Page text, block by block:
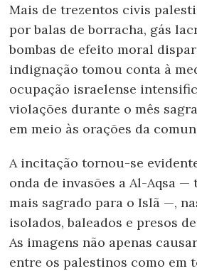
Mais de trezentos civis
por balas de borracha, gás
bombas de efeito moral
indignação tomou conta à
ocupação israelense
violações durante o mês
em meio às orações da
A incitação tornou-se
onda de invasões a Al-Aqsa
mais sagrado para o Islã —,
isolados, baleados e presos
As imagens não apenas
entre os palestinos como em